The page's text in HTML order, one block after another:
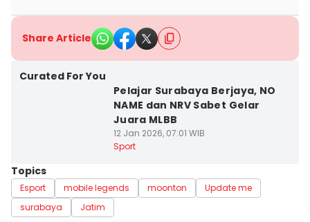
Share Article
Curated For You
Pelajar Surabaya Berjaya, NO
NAME dan NRV Sabet Gelar
Juara MLBB
12 Jan 2026, 07:01 WIB
Sport
Topics
Esport mobile legends moonton
Update me
surabaya
Jatim